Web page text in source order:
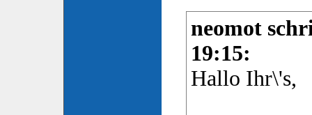
neomot
19:15:
Hallo Ihr\'s,